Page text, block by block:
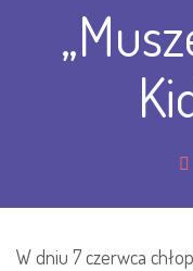
W dniu 7 czerwca